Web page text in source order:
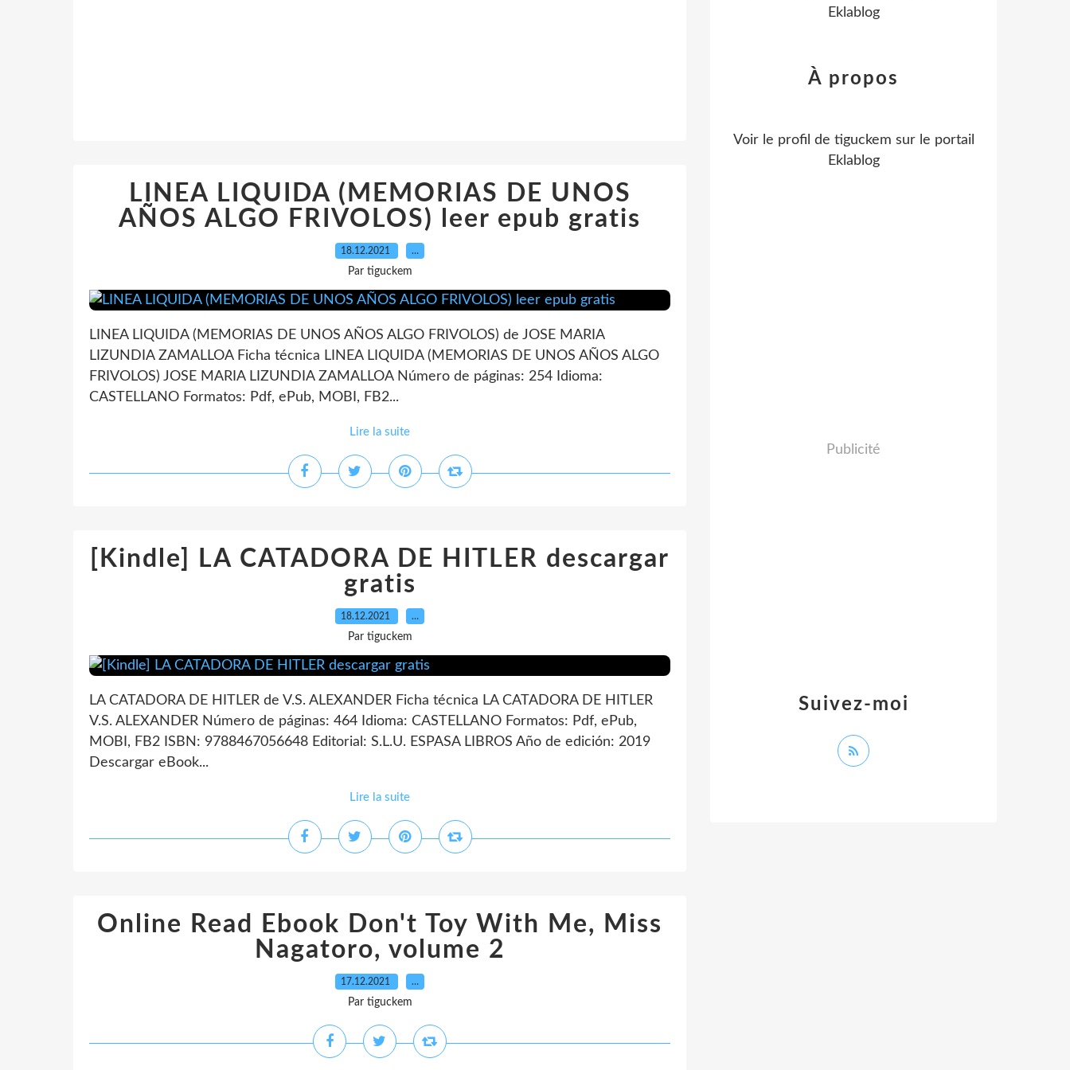
LINEA LIQUIDA (MEMORIAS DE UNOS
AÑOS ALGO FRIVOLOS) leer epub gratis
18.12.2021 …
Par tiguckem
LINEA LIQUIDA (MEMORIAS DE UNOS AÑOS ALGO FRIVOLOS) de JOSE MARIA
LIZUNDIA ZAMALLOA Ficha técnica LINEA LIQUIDA (MEMORIAS DE UNOS AÑOS ALGO
FRIVOLOS) JOSE MARIA LIZUNDIA ZAMALLOA Número de páginas: 254 Idioma:
CASTELLANO Formatos: Pdf, ePub, MOBI, FB2...
Lire la suite
[Kindle] LA CATADORA DE HITLER descargar
gratis
18.12.2021 …
Par tiguckem
LA CATADORA DE HITLER de V.S. ALEXANDER Ficha técnica LA CATADORA DE HITLER
V.S. ALEXANDER Número de páginas: 464 Idioma: CASTELLANO Formatos: Pdf, ePub,
MOBI, FB2 ISBN: 9788467056648 Editorial: S.L.U. ESPASA LIBROS Año de edición: 2019
Descargar eBook...
Lire la suite
Online Read Ebook Don't Toy With Me, Miss
Nagatoro, volume 2
17.12.2021 …
Par tiguckem
Eklablog
Suivez-moi
À propos
Voir le profil de tiguckem sur le portail
Eklablog
Publicité